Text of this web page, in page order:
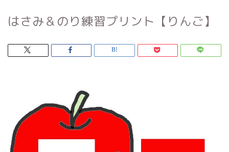
はさみ＆のり練習プリント【りんご】